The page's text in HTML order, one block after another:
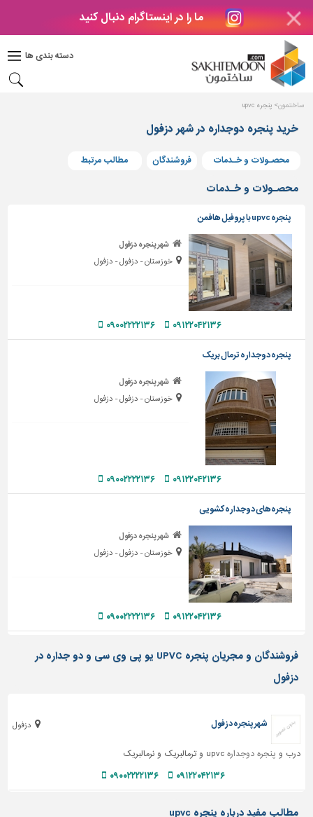
ما را در اینستاگرام دنبال کنید
دسته بندی ها
دکوراسیون
بتن
های
بتنی
و
پنجره
ساختمانی
پله،
نرده
و
حفاظ
سنگ
سرویس
بهداشتی
ابزار،یراق
و
ماشین
محوطه
سازی
و
نما
ساخت
تاسیسات
ساختمان
و
سایر
ساختمون پنجره upvc
خرید پنجره دوجداره در شهر دزفول
محصـولات و خـدمات فروشندگان مطالب مرتبط
محصـولات و خـدمات
پنجره upvc با پروفیل هافمن
شهر پنجره دزفول
خوزستان - دزفول - دزفول
۰۹۱۲۲۰۴۲۱۳۶ ۰۹۰۰۲۲۲۲۱۳۶
پنجره دوجداره ترمال بریک
شهر پنجره دزفول
خوزستان - دزفول - دزفول
۰۹۱۲۲۰۴۲۱۳۶ ۰۹۰۰۲۲۲۲۱۳۶
پنجره‌های دوجداره کشویی
شهر پنجره دزفول
خوزستان - دزفول - دزفول
۰۹۱۲۲۰۴۲۱۳۶ ۰۹۰۰۲۲۲۲۱۳۶
فروشندگان و مجریان پنجره UPVC یو پی وی سی و دو جداره در
دزفول
دزفول شهر پنجره دزفول
درب و پنجره دوجداره upvc و ترمالبریک و نرمالبریک
۰۹۱۲۲۰۴۲۱۳۶ ۰۹۰۰۲۲۲۲۱۳۶
مطالب مفید درباره پنجره upvc